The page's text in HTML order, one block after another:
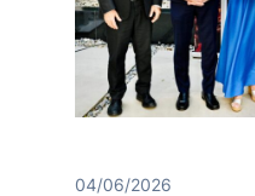
04/06/2026